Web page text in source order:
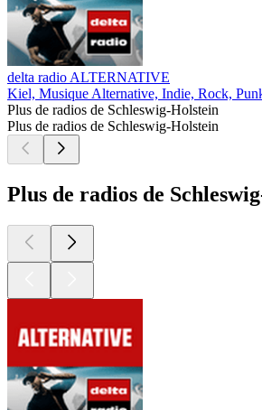
delta radio ALTERNATIVE
Kiel, Musique Alternative, Indie, Rock,
Plus de radios de Schleswig-Holstein
Plus de radios de Schleswig-Holstein
Plus de radios de